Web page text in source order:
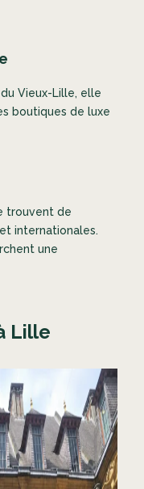
du Vieux-Lille, elle
boutiques de luxe
trouvent de
internationales.
une
Lille